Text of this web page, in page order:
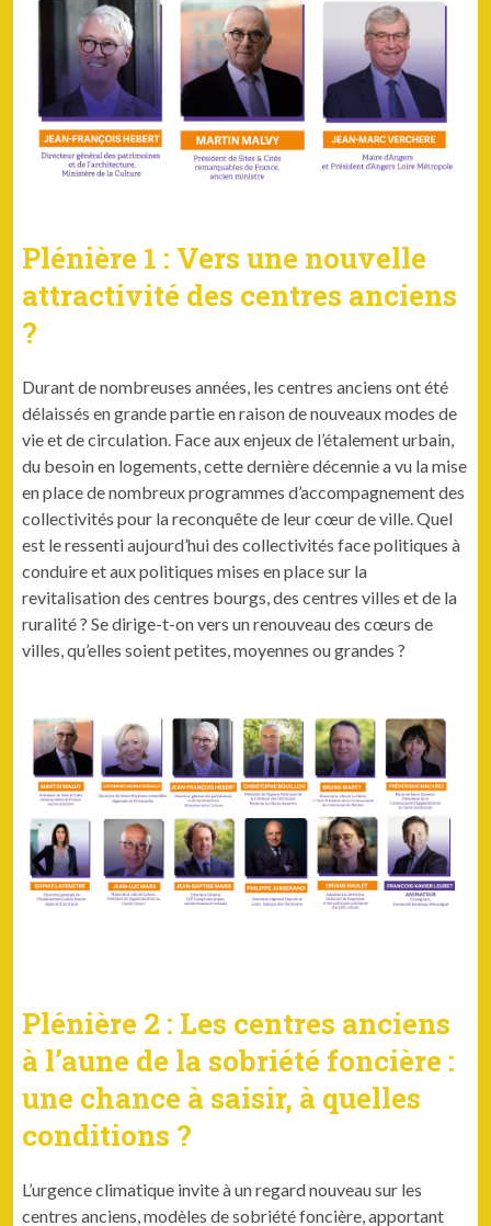
Plénière 1 : Vers une nouvelle
attractivité des centres anciens
?
Durant de nombreuses années, les centres anciens ont été
délaissés en grande partie en raison de nouveaux modes de
vie et de circulation. Face aux enjeux de l’étalement urbain,
du besoin en logements, cette dernière décennie a vu la mise
en place de nombreux programmes d’accompagnement des
collectivités pour la reconquête de leur cœur de ville. Quel
est le ressenti aujourd’hui des collectivités face politiques à
conduire et aux politiques mises en place sur la
revitalisation des centres bourgs, des centres villes et de la
ruralité ? Se dirige-t-on vers un renouveau des cœurs de
villes, qu’elles soient petites, moyennes ou grandes ?
Plénière 2 : Les centres anciens
à l’aune de la sobriété foncière :
une chance à saisir, à quelles
conditions ?
L’urgence climatique invite à un regard nouveau sur les
centres anciens, modèles de sobriété foncière, apportant